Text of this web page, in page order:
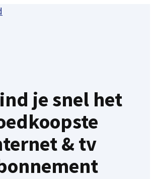
je snel het
& tv